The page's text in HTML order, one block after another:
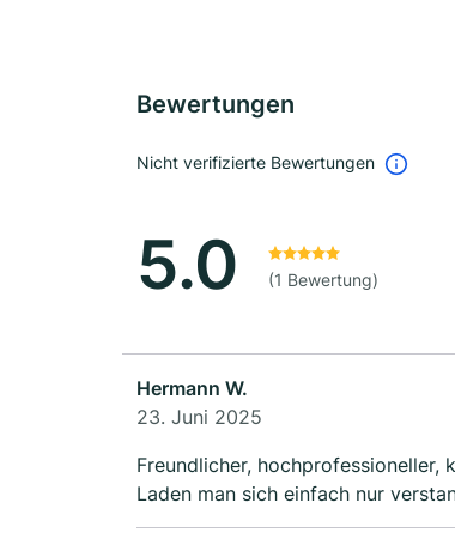
Bewertungen
Nicht verifizierte Bewertungen
5.0 (1 Bewertung)
Hermann W.
23. Juni 2025
Freundlicher,
Laden man sich einfach nur